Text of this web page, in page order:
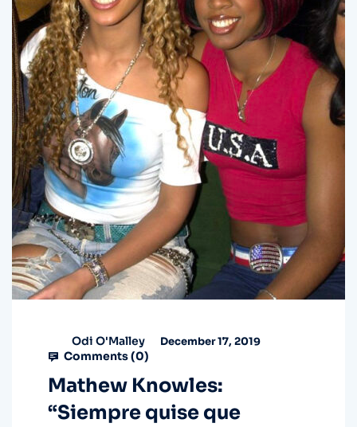
Odi O'Malley December 17, 2019
Comments (0)
Mathew Knowles:
“Siempre quise que